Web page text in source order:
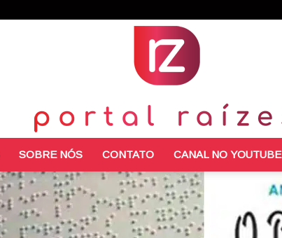
Portal
SOBRE NÓS CONTATO CANAL NO YOUTUBE